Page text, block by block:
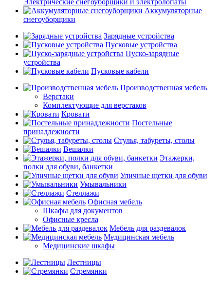
Электрические снегоуборщики и электролопаты
Аккумуляторные
снегоуборщики
Зарядные устройства
Пусковые устройства
Пуско-зарядные
устройства
Пусковые кабели
Производственная мебель
Верстаки
Комплектующие для верстаков
Кровати
Постельные
принадлежности
Стулья, табуреты, столы
Вешалки
Этажерки,
полки для обуви, банкетки
Уличные щетки для обуви
Умывальники
Стеллажи
Офисная мебель
Шкафы для документов
Офисные кресла
Мебель для раздевалок
Медицинская мебель
Медицинские шкафы
Лестницы
Стремянки